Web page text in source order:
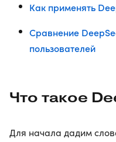
Как применять
Сравнение
пользователей
Что такое
Для начала дадим